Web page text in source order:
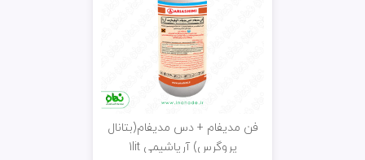
فن مدیفام + دس مدیفام(بتانال
پروگرس) آریاشیمی 1lit